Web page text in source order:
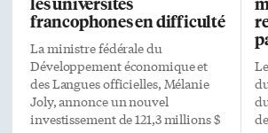
francophones en difficulté
La ministre fédérale du
Développement économique et
des Langues officielles, Mélanie
Joly, annonce un nouvel
investissement de 121,3 millions $